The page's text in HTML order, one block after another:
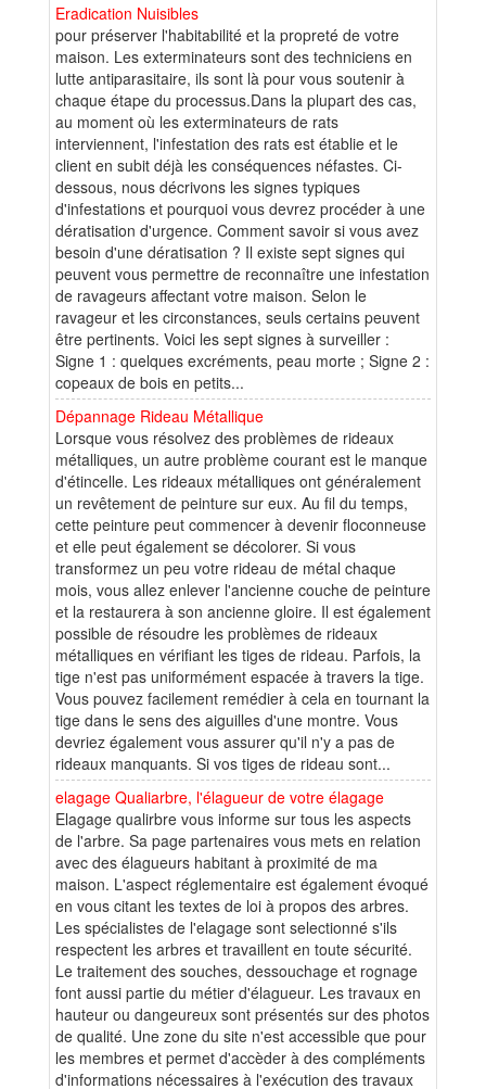
Eradication Nuisibles
pour préserver l'habitabilité et la propreté de votre
maison. Les exterminateurs sont des techniciens en
lutte antiparasitaire, ils sont là pour vous soutenir à
chaque étape du processus.Dans la plupart des cas,
au moment où les exterminateurs de rats
interviennent, l'infestation des rats est établie et le
client en subit déjà les conséquences néfastes. Ci-
dessous, nous décrivons les signes typiques
d'infestations et pourquoi vous devrez procéder à une
dératisation d'urgence. Comment savoir si vous avez
besoin d'une dératisation ? Il existe sept signes qui
peuvent vous permettre de reconnaître une infestation
de ravageurs affectant votre maison. Selon le
ravageur et les circonstances, seuls certains peuvent
être pertinents. Voici les sept signes à surveiller :
Signe 1 : quelques excréments, peau morte ; Signe 2 :
copeaux de bois en petits...
Dépannage Rideau Métallique
Lorsque vous résolvez des problèmes de rideaux
métalliques, un autre problème courant est le manque
d'étincelle. Les rideaux métalliques ont généralement
un revêtement de peinture sur eux. Au fil du temps,
cette peinture peut commencer à devenir floconneuse
et elle peut également se décolorer. Si vous
transformez un peu votre rideau de métal chaque
mois, vous allez enlever l'ancienne couche de peinture
et la restaurera à son ancienne gloire. Il est également
possible de résoudre les problèmes de rideaux
métalliques en vérifiant les tiges de rideau. Parfois, la
tige n'est pas uniformément espacée à travers la tige.
Vous pouvez facilement remédier à cela en tournant la
tige dans le sens des aiguilles d'une montre. Vous
devriez également vous assurer qu'il n'y a pas de
rideaux manquants. Si vos tiges de rideau sont...
elagage Qualiarbre, l'élagueur de votre élagage
Elagage qualirbre vous informe sur tous les aspects
de l'arbre. Sa page partenaires vous mets en relation
avec des élagueurs habitant à proximité de ma
maison. L'aspect réglementaire est également évoqué
en vous citant les textes de loi à propos des arbres.
Les spécialistes de l'elagage sont selectionné s'ils
respectent les arbres et travaillent en toute sécurité.
Le traitement des souches, dessouchage et rognage
font aussi partie du métier d'élagueur. Les travaux en
hauteur ou dangeureux sont présentés sur des photos
de qualité. Une zone du site n'est accessible que pour
les membres et permet d'accèder à des compléments
d'informations nécessaires à l'exécution des travaux